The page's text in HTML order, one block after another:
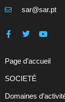
sar@sar.pt
Page d’accueil
SOCIETÉ
Domaines